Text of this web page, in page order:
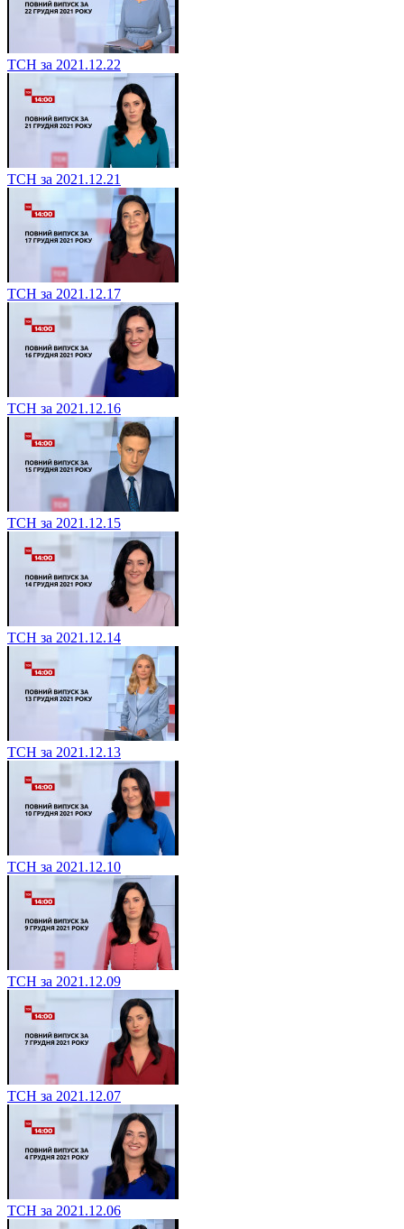
ТСН за 2021.12.22
ТСН за 2021.12.21
ТСН за 2021.12.17
ТСН за 2021.12.16
ТСН за 2021.12.15
ТСН за 2021.12.14
ТСН за 2021.12.13
ТСН за 2021.12.10
ТСН за 2021.12.09
ТСН за 2021.12.07
ТСН за 2021.12.06